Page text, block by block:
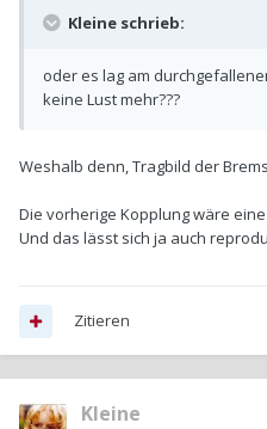
Kleine schrieb:
oder es lag am
keine Lust mehr???
Weshalb denn, Tragbild der
Die vorherige Kopplung wäre
Und das lässt sich ja auch
Zitieren
Kleine